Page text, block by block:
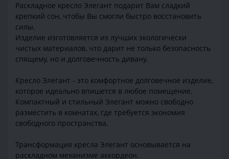
Раскладное кресло Элегант подарит Вам сладкий
крепкий сон, чтобы Вы смогли быстро восстановить
силы.
Изделие изготовляется из лучших экологически
чистых материалов, что дарит не только безопасность
спящему, но и долговечность дивану.
Кресло Элегант - это комфортное долговечное изделие,
которое идеально впишется в любое помещение.
Компактный и стильный Элегант можно свободно
разместить в комнатах, где требуется экономия
свободного пространства.
Трансформация кресла Элегант основывается на
раскладном механизме аккордеон.